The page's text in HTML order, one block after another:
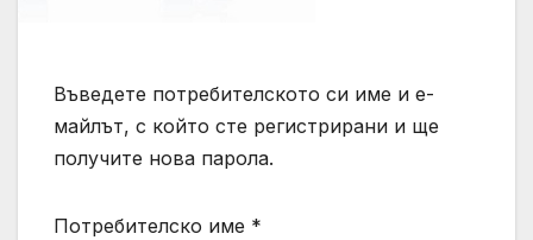
Въведете потребителското си име и е-
майлът, с който сте регистрирани и ще
получите нова парола.
Потребителско име *